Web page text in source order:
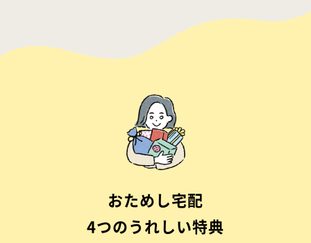
おためし宅配
4つのうれしい特典